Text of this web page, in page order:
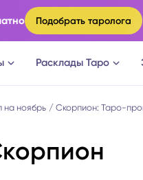
Подобрать таролога
Расклады Таро
Расклад Таро на
Расклад Таро на
на ноябрь Скорпион: Таро-